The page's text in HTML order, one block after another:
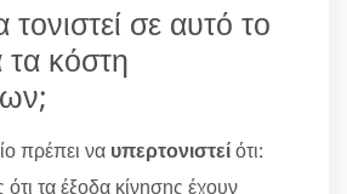
τονιστεί σε αυτό το
τα κόστη
πρέπει να υπερτονιστείότι:
ότι τα έξοδα κίνησης έχουν